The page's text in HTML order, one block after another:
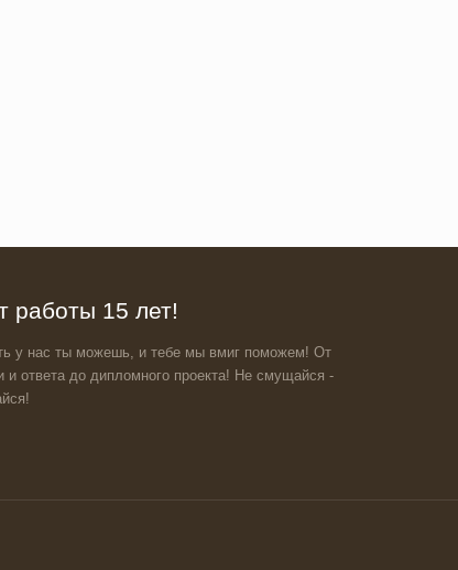
работы 15 лет!
у нас ты можешь, и тебе мы вмиг поможем! От
и ответа до дипломного проекта! Не смущайся -